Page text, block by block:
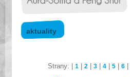
aktuality
Strany: | 1 2 3 4 5 6